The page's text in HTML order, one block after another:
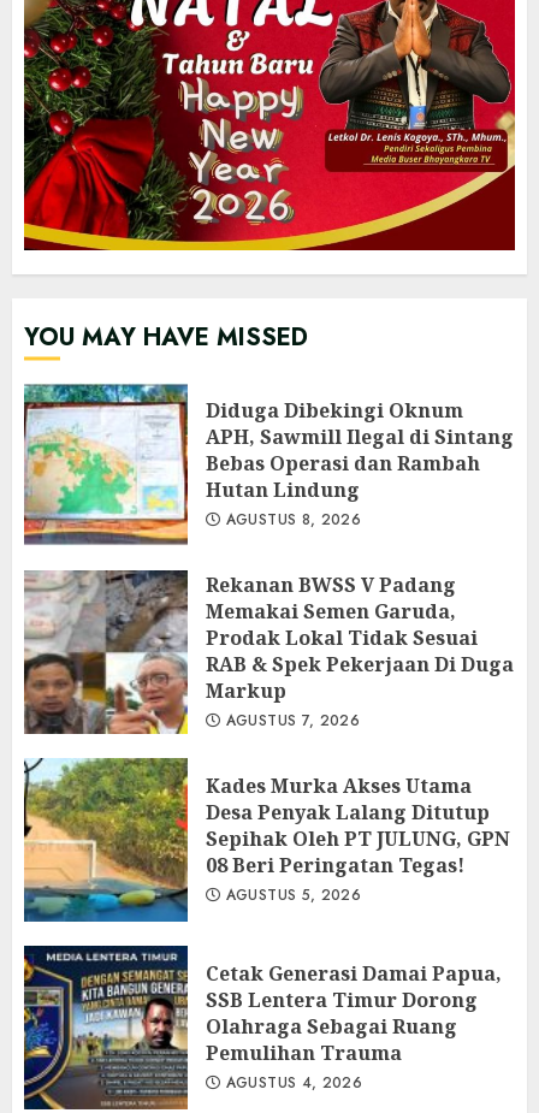
YOU MAY HAVE MISSED
Diduga Dibekingi Oknum
APH, Sawmill Ilegal di Sintang
Bebas Operasi dan Rambah
Hutan Lindung
AGUSTUS 8, 2026
Rekanan BWSS V Padang
Memakai Semen Garuda,
Prodak Lokal Tidak Sesuai
RAB & Spek Pekerjaan Di Duga
Markup
AGUSTUS 7, 2026
Kades Murka Akses Utama
Desa Penyak Lalang Ditutup
Sepihak Oleh PT JULUNG, GPN
08 Beri Peringatan Tegas!
AGUSTUS 5, 2026
Cetak Generasi Damai Papua,
SSB Lentera Timur Dorong
Olahraga Sebagai Ruang
Pemulihan Trauma
AGUSTUS 4, 2026